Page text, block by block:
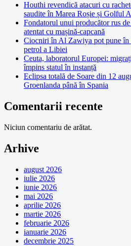
Houthi revendică atacuri cu
saudite în Marea Roșie și Golful
Fondatorul unui producător rus
atentat cu mașină-capcană
Ciocniri în Al Zawiya pot pune în
petrol a Libiei
Ceuta, laboratorul Europei:
împins statul în instanță
Eclipsa totală de Soare din 12
Groenlanda până în Spania
Comentarii recente
Niciun comentariu de arătat.
Arhive
august 2026
iulie 2026
iunie 2026
mai 2026
aprilie 2026
martie 2026
februarie 2026
ianuarie 2026
decembrie 2025